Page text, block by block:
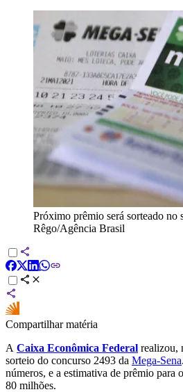
Próximo prêmio será sorteado no
Rêgo/Agência Brasil
Compartilhar matéria
A Caixa Econômica Federal realizou,
sorteio do concurso 2493 da Mega-Sena
números, e a estimativa de prêmio
80 milhões.